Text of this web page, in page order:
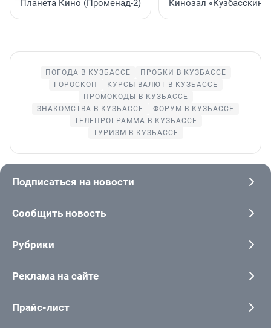
Планета Кино (Променад-2) Кинозал
ПОГОДА В КУЗБАССЕ
ПРОБКИ В КУЗБАССЕ
ГОРОСКОП
КУРСЫ ВАЛЮТ В КУЗБАССЕ
ПРОМОКОДЫ В КУЗБАССЕ
ЗНАКОМСТВА В КУЗБАССЕ
ФОРУМ В КУЗБАССЕ
ТЕЛЕПРОГРАММА В КУЗБАССЕ
ТУРИЗМ В КУЗБАССЕ
Подписаться на новости
Сообщить новость
Рубрики
Реклама на сайте
Прайс-лист